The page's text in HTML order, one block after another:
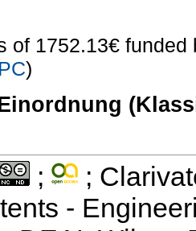
of 1752.13€ funded
)
;
;
-